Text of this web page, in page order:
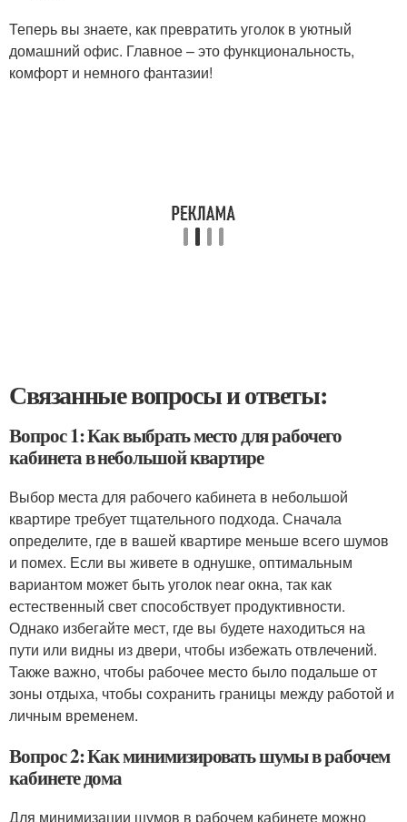
Теперь вы знаете, как превратить уголок в уютный
домашний офис. Главное – это функциональность,
комфорт и немного фантазии!
Связанные вопросы и ответы:
Вопрос 1: Как выбрать место для рабочего
кабинета в небольшой квартире
Выбор места для рабочего кабинета в небольшой
квартире требует тщательного подхода. Сначала
определите, где в вашей квартире меньше всего шумов
и помех. Если вы живете в однушке, оптимальным
вариантом может быть уголок near окна, так как
естественный свет способствует продуктивности.
Однако избегайте мест, где вы будете находиться на
пути или видны из двери, чтобы избежать отвлечений.
Также важно, чтобы рабочее место было подальше от
зоны отдыха, чтобы сохранить границы между работой и
личным временем.
Вопрос 2: Как минимизировать шумы в рабочем
кабинете дома
Для минимизации шумов в рабочем кабинете можно